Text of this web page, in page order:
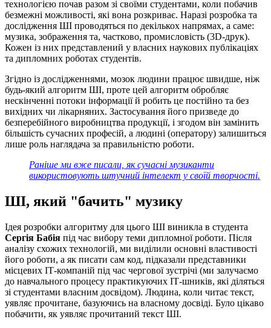
технологією почав разом зі своїми студентами, коли побачив
безмежні можливості, які вона розкриває. Наразі розробка та
дослідження ШІ проводяться по декількох напрямах, а саме:
музика, зображення та, частково, промисловість (3D-друк).
Кожен із них представлений у власних наукових публікаціях
та дипломних роботах студентів.
Згідно із дослідженнями, мозок людини працює швидше, ніж
будь-який алгоритм ШІ, проте цей алгоритм обробляє
нескінченні потоки інформації й робить це постійно та без
вихідних чи лікарняних. Застосування його призведе до
безперебійного виробництва продукції, і згодом він замінить
більшість сучасних професій, а людині (оператору) залишиться
лише роль наглядача за правильністю роботи.
Раніше ми вже писали, як сучасні музиканти
використовують штучний інтелект у своїй творчості.
ШІ, який "бачить" музику
Ідея розробки алгоритму для цього ШІ виникла в студента
Сергія Бабія під час вибору теми дипломної роботи. Після
аналізу схожих технологій, ми виділили основні властивості
його роботи, а як писати сам код, підказали представники
місцевих ІТ-компаній під час чергової зустрічі (ми залучаємо
до навчального процесу практикуючих ІТ-шників, які діляться
зі студентами власним досвідом). Людина, коли читає текст,
уявляє прочитане, базуючись на власному досвіді. Було цікаво
побачити, як уявляє прочитаний текст ШІ.